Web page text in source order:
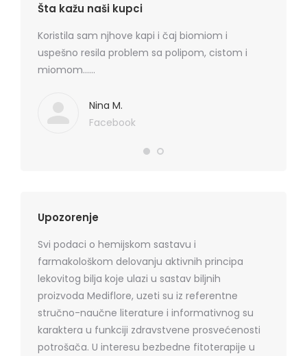
Šta kažu naši kupci
Koristila sam njhove kapi i čaj biomiom i
uspešno resila problem sa polipom, cistom i
miomom……
Nina M.
Facebook
Upozorenje
Svi podaci o hemijskom sastavu i
farmakološkom delovanju aktivnih principa
lekovitog bilja koje ulazi u sastav biljnih
proizvoda Mediflore, uzeti su iz referentne
stručno-naučne literature i informativnog su
karaktera u funkciji zdravstvene prosvećenosti
potrošača. U interesu bezbedne fitoterapije u